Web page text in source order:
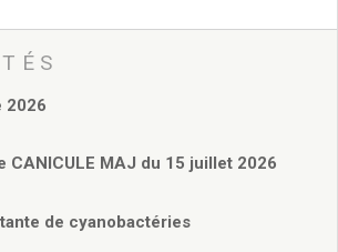
nous voir
élections/formalités
Techniques
Scolaires
Municipale/règlementation
réglementation funéraire
2026
CANICULE MAJ du 15 juillet 2026
de cyanobactéries